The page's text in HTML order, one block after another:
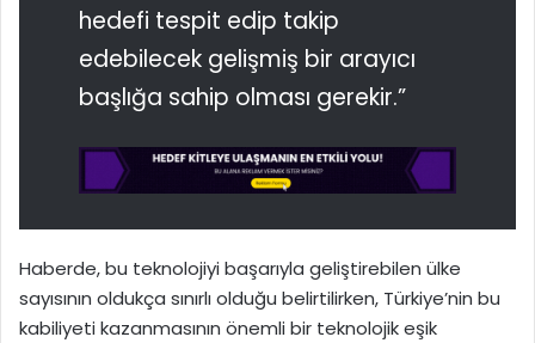
hedefi tespit edip takip
edebilecek gelişmiş bir arayıcı
başlığa sahip olması gerekir.”
Haberde, bu teknolojiyi başarıyla geliştirebilen ülke
sayısının oldukça sınırlı olduğu belirtilirken, Türkiye’nin bu
kabiliyeti kazanmasının önemli bir teknolojik eşik